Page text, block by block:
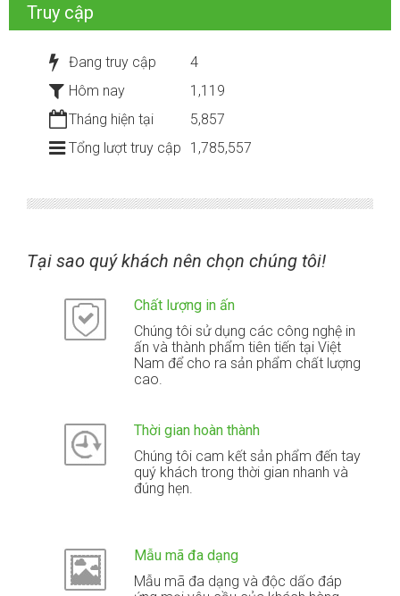
Truy cập
Đang truy cập
4
Hôm nay
1,119
Tháng hiện tại
5,857
Tổng lượt truy cập
1,785,557
Tại sao quý khách nên chọn chúng tôi!
Chất lượng in ấn
Chúng tôi sử dụng các công nghệ in
ấn và thành phẩm tiên tiến tại Việt
Nam để cho ra sản phẩm chất lượng
cao.
Thời gian hoàn thành
Chúng tôi cam kết sản phẩm đến tay
quý khách trong thời gian nhanh và
đúng hẹn.
Mẫu mã đa dạng
Mẫu mã đa dạng và độc dấo đáp